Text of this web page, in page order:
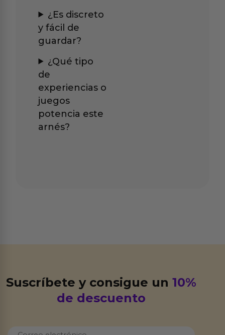
¿Es discreto
y fácil de
guardar?
¿Qué tipo
de
experiencias o
juegos
potencia este
arnés?
Suscríbete y consigue un10%
de descuento